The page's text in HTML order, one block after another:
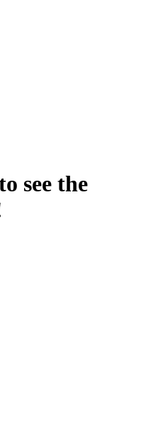
see the